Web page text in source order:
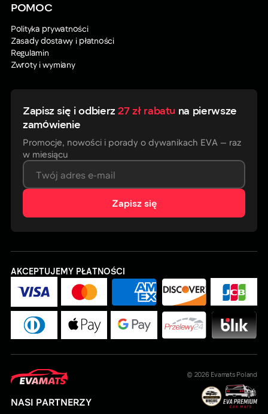
POMOC
Polityka prywatności
Zasady dostawy i płatności
Regulamin
Zwroty i wymiany
Zapisz się i odbierz27 zł rabatu na pierwsze
zamówienie
Promocje, nowości i porady o dywanikach EVA — raz
w miesiącu
Zapisz się
AKCEPTUJEMY PŁATNOŚCI
© 2026 Evamats Poland
NASI PARTNERZY